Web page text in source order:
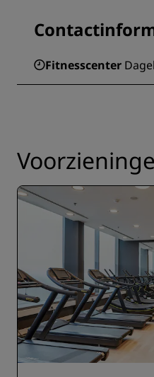
Fitnesscenter